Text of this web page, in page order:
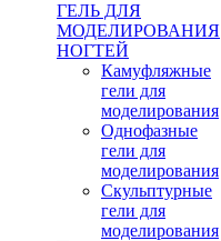
ГЕЛЬ ДЛЯ
МОДЕЛИРОВАНИЯ
НОГТЕЙ
Камуфляжные
гели для
моделирования
Однофазные
гели для
моделирования
Скульптурные
гели для
моделирования